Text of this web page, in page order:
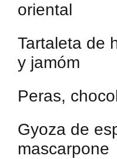
oriental
Tartaleta de
y jamóm
Peras,
Gyoza de
mascarpone